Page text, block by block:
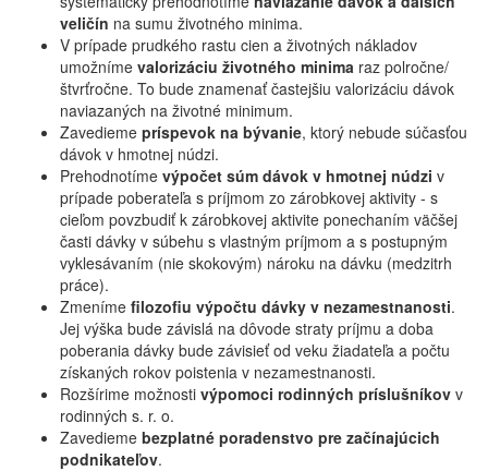
veličín na sumu životného minima.
V prípade prudkého rastu cien a životných nákladov
umožníme valorizáciu životného minima raz polročne/
štvrťročne. To bude znamenať častejšiu valorizáciu dávok
naviazaných na životné minimum.
Zavedieme príspevok na bývanie, ktorý nebude súčasťou
dávok v hmotnej núdzi.
Prehodnotíme výpočet súm dávok v hmotnej núdzi v
prípade poberateľa s príjmom zo zárobkovej aktivity - s
cieľom povzbudiť k zárobkovej aktivite ponechaním väčšej
časti dávky v súbehu s vlastným príjmom a s postupným
vyklesávaním (nie skokovým) nároku na dávku (medzitrh
práce).
Zmeníme filozofiu výpočtu dávky v nezamestnanosti.
Jej výška bude závislá na dôvode straty príjmu a doba
poberania dávky bude závisieť od veku žiadateľa a počtu
získaných rokov poistenia v nezamestnanosti.
Rozšírime možnosti výpomoci rodinných príslušníkov v
rodinných s. r. o.
Zavedieme bezplatné poradenstvo pre začínajúcich
podnikateľov.